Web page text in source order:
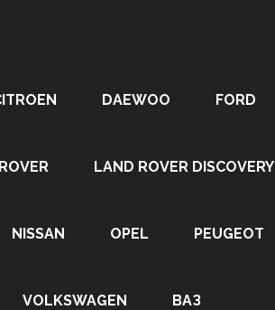
DAEWOO FORD
LAND ROVER DISCOVERY
NISSAN OPEL PEUGEOT
VOLKSWAGEN ВАЗ